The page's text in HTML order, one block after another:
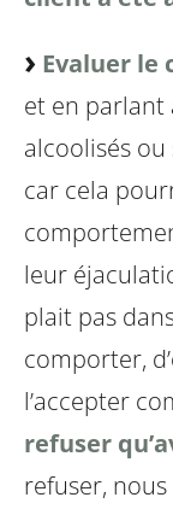
Evaluer le
et en parlant
alcoolisés
car cela
leur
plait pas
comporter,
l’accepter
refuser
refuser,